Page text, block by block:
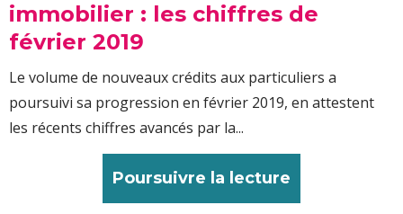
immobilier : les chiffres de
février 2019
Le volume de nouveaux crédits aux particuliers a
poursuivi sa progression en février 2019, en attestent
les récents chiffres avancés par la...
Poursuivre la lecture